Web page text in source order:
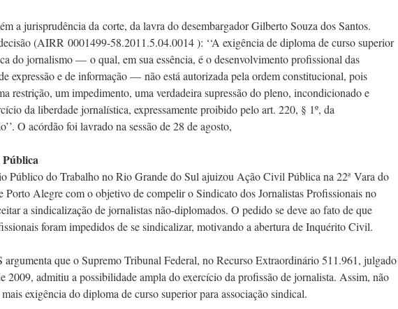
a jurisprudência da corte, da lavra do desembargador Gilberto Souza dos Santos.
(AIRR 0001499-58.2011.5.04.0014 ): ‘‘A exigência de diploma de curso superior
do jornalismo — o qual, em sua essência, é o desenvolvimento profissional das
expressão e de informação — não está autorizada pela ordem constitucional, pois
restrição, um impedimento, uma verdadeira supressão do pleno, incondicionado e
da liberdade jornalística, expressamente proibido pelo art. 220, § 1º, da
O acórdão foi lavrado na sessão de 28 de agosto,
Público do Trabalho no Rio Grande do Sul ajuizou Ação Civil Pública na 22ª Vara do
Porto Alegre com o objetivo de compelir o Sindicato dos Jornalistas Profissionais no
a sindicalização de jornalistas não-diplomados. O pedido se deve ao fato de que
foram impedidos de se sindicalizar, motivando a abertura de Inquérito Civil.
que o Supremo Tribunal Federal, no Recurso Extraordinário 511.961, julgado
2009, admitiu a possibilidade ampla do exercício da profissão de jornalista. Assim, não
exigência do diploma de curso superior para associação sindical.